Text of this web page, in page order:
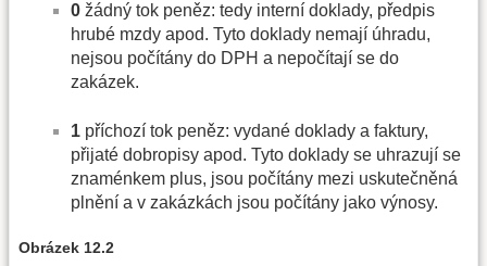
0 žádný tok peněz: tedy interní doklady, předpis
hrubé mzdy apod. Tyto doklady nemají úhradu,
nejsou počítány do DPH a nepočítají se do
zakázek.
1 příchozí tok peněz: vydané doklady a faktury,
přijaté dobropisy apod. Tyto doklady se uhrazují se
znaménkem plus, jsou počítány mezi uskutečněná
plnění a v zakázkách jsou počítány jako výnosy.
Obrázek 12.2